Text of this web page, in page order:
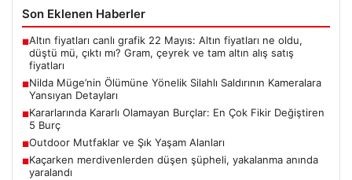
Son Eklenen Haberler
■Altın fiyatları canlı grafik 22 Mayıs: Altın fiyatları ne oldu,
düştü mü, çıktı mı? Gram, çeyrek ve tam altın alış satış
fiyatları
■Nilda Müge’nin Ölümüne Yönelik Silahlı Saldırının Kameralara
Yansıyan Detayları
■Kararlarında Kararlı Olamayan Burçlar: En Çok Fikir Değiştiren
5 Burç
■Outdoor Mutfaklar ve Şık Yaşam Alanları
■Kaçarken merdivenlerden düşen şüpheli, yakalanma anında
yaralandı